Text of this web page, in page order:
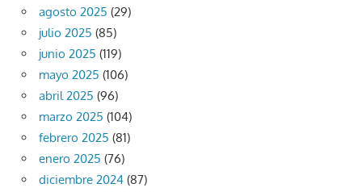
agosto 2025 (29)
julio 2025 (85)
junio 2025 (119)
mayo 2025 (106)
abril 2025 (96)
marzo 2025 (104)
febrero 2025 (81)
enero 2025 (76)
diciembre 2024 (87)